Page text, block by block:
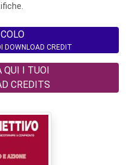
DOWNLOAD CREDIT
QUI I TUOI
CREDITS